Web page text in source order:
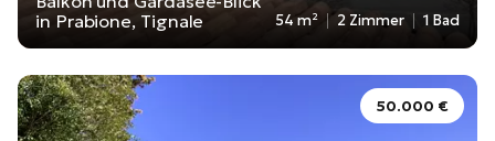
in Prabione, Tignale
54 m² 2 Zimmer 1 Bad
50.000 €